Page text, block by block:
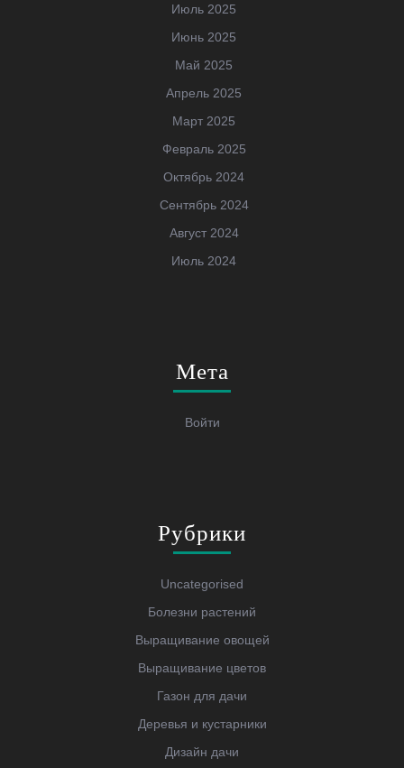
Июль 2025
Июнь 2025
Май 2025
Апрель 2025
Март 2025
Февраль 2025
Октябрь 2024
Сентябрь 2024
Август 2024
Июль 2024
Мета
Войти
Рубрики
Uncategorised
Болезни растений
Выращивание овощей
Выращивание цветов
Газон для дачи
Деревья и кустарники
Дизайн дачи